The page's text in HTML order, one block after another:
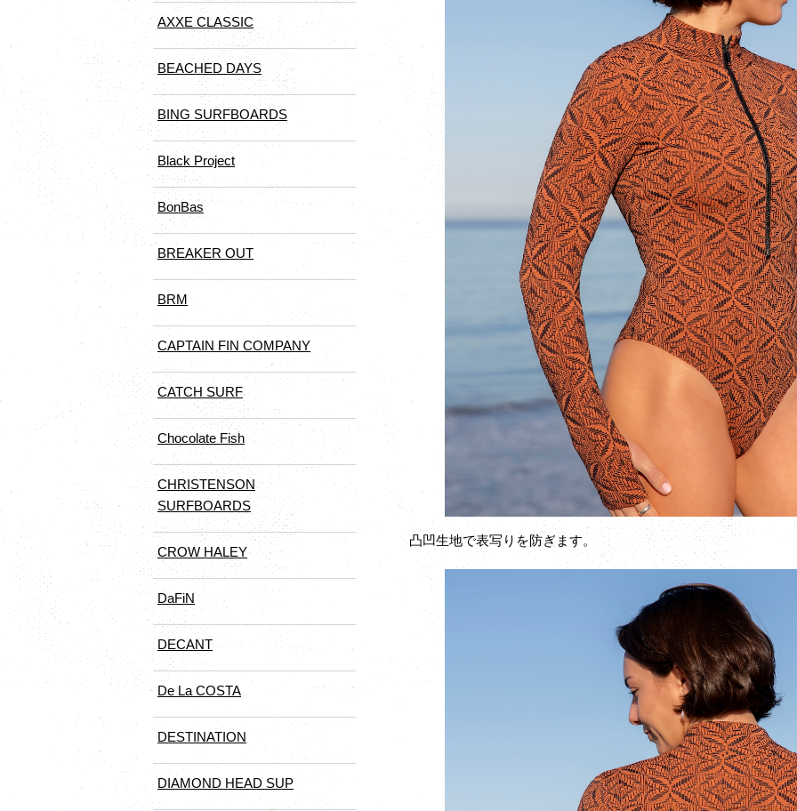
凸凹生地で表写りを防ぎます。
AXXE CLASSIC
BEACHED DAYS
BING SURFBOARDS
Black Project
BonBas
BREAKER OUT
BRM
CAPTAIN FIN COMPANY
CATCH SURF
Chocolate Fish
CHRISTENSON
SURFBOARDS
CROW HALEY
DaFiN
DECANT
De La COSTA
DESTINATION
DIAMOND HEAD SUP